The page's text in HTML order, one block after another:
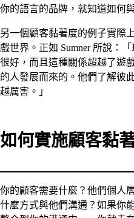
你的語言的品牌，就知道如何
另一個顧客黏著度的例子實際
戲世界。正如 Sumner 所說：
很好，而且這種關係超越了遊
的人發展而來的。他們了解彼
越厲害。」
如何實施顧客黏
你的顧客需要什麼？他們個人
什麼方式與他們溝通？如果